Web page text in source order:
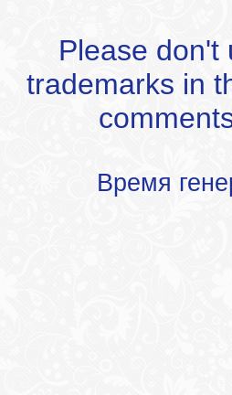
Please don't
trademarks in
Время